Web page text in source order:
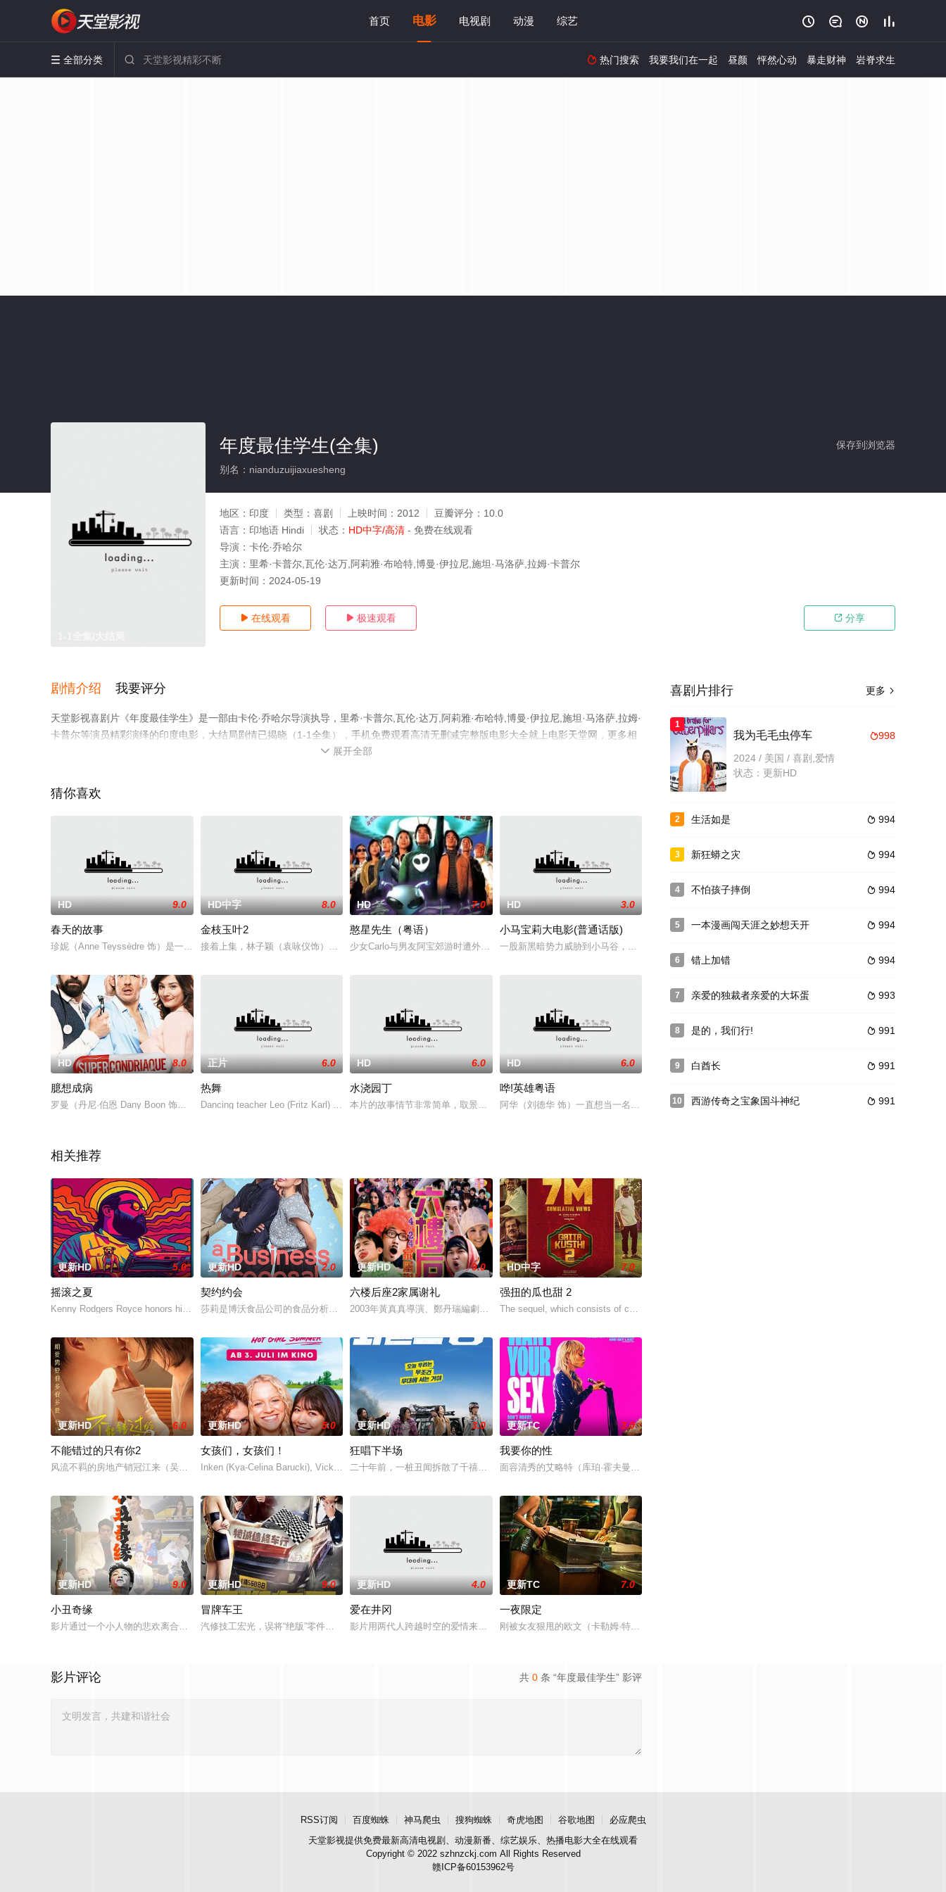
首页 电影 电视剧 动漫 综艺    
 全部分类   热门搜索 我要我们在一起 昼颜 怦然心动 暴走财神 岩脊求生
保存到浏览器
年度最佳学生(全集)
别名：nianduzuijiaxuesheng
地区： 印度 类型： 喜剧 上映时间： 2012 豆瓣评分： 10.0
语言： 印地语 Hindi 状态： HD中字/高清 - 免费在线观看
导演： 卡伦·乔哈尔
主演： 里希·卡普尔,瓦伦·达万,阿莉雅·布哈特,博曼·伊拉尼,施坦·马洛萨,拉姆·卡普尔
更新时间： 2024-05-19
 在线观看  极速观看  分享
剧情介绍 我要评分
天堂影视喜剧片《年度最佳学生》是一部由卡伦·乔哈尔导演执导，里希·卡普尔,瓦伦·达万,阿莉雅·布哈特,博曼·伊拉尼,施坦·马洛萨,拉姆·
卡普尔等演员精彩演绎的印度电影，大结局剧情已揭晓（1-1全集），手机免费观看高清无删减完整版电影大全就上电影天堂网，更多相
 展开全部
猜你喜欢
HD 9.0
春天的故事
珍妮（Anne Teyssèdre 饰）是一名哲学老师，一日在宴会上，她与娜塔莎（Florence Dare
HD中字 8.0
金枝玉叶2
接着上集，林子颖（袁咏仪饰）搬入Sam（张国荣饰）公寓与其同居。可是不过10日，Sam就对这种平淡琐碎的生活产
HD 7.0
憨星先生（粤语）
少女Carlo与男友阿宝郊游时遭外星人掳去并在其身上作交配实验，Carlo回家后即诞下怪婴PKCarlo惊惶万
HD 3.0
小马宝莉大电影(普通话版)
一股新黑暗势力威胁到小马谷，六位小伙伴紫悦、苹果嘉儿、云宝、碧琪、柔柔和珍奇离开小马国踏上难忘之
HD 8.0
臆想成病
罗曼（丹尼·伯恩 Dany Boon 饰）是一位医疗咨询师，年过四十的他没有家庭亦没有爱人，甚至连和女性接触的
正片 6.0
热舞
Dancing teacher Leo (Fritz Karl) knows how to get the s
HD 6.0
水浇园丁
本片的故事情节非常简单，取景于一个花园。园丁在花园里手持水管给花圃浇水。顽皮的小男孩刚好路过，便开始了他的恶作
HD 6.0
哗!英雄粤语
阿华（刘德华 饰）一直想当一名好警察，正当他得到了好机会正想大展拳脚的时候，他被调至的小组意志十分
相关推荐
更新HD 5.0
摇滚之夏
Kenny Rodgers Royce honors his late mother's legacy
更新HD 2.0
契约约会
莎莉是博沃食品公司的食品分析师，如今陷入财务困境，她答应为挚友雅斯敏牵线搭桥，为她安排相亲。原来，雅斯敏的约会
更新HD 9.0
六楼后座2家属谢礼
2003年黃真真導演、鄭丹瑞編劇的喜劇《六樓后座》拍出香港新一代的愛情面面觀，其中「Truth orDare」
HD中字 7.0
强扭的瓜也甜 2
The sequel, which consists of consecutive events follow
更新HD 6.0
不能错过的只有你2
风流不羁的房地产销冠江来（吴翊歌 饰），为利益化身“深情画家”，步步为营接近倔强女医生李梦（李萌萌 饰）。他算
更新HD 5.0
女孩们，女孩们！
Inken (Kya-Celina Barucki), Vicky (Julia Novohradsky) u
更新HD 3.0
狂唱下半场
二十年前，一桩丑闻拆散了千禧年初期当红的韩国流行三人团体。如今，三人为了一场仅有一次的演出再度合体，前提是他们
更新TC 3.0
我要你的性
面容清秀的艾略特（库珀·霍夫曼 Cooper Hoffman 饰）在著名艺术家艾丽卡·特蕾西（奥利维亚·王尔德
更新HD 9.0
小丑奇缘
影片通过一个小人物的悲欢离合，宣扬了树立正确的恋爱观生活观的必要性，鞭挞了追金，虚荣等错误的观念，让人在捧腹之
更新HD 9.0
冒牌车王
汽修技工宏光，误将“绝版”零件遗落盲女薛薇薇家中，为了找回丢失的东西，宏光无意中伪装成车王与薇薇进行交往，一场
更新HD 4.0
爱在井冈
影片用两代人跨越时空的爱情来演绎吉安老区人民的创业故事、幸福故事、追梦故事。脱贫不松劲，致富再出发。虽然父亲曾
更新TC 7.0
一夜限定
刚被女友狠甩的欧文（卡勒姆·特纳 饰）和满怀浪漫情怀和希望的艾莉（莫妮卡·巴巴罗 饰）或许是这座城市里
共 0 条 “年度最佳学生” 影评
影片评论
更多 
喜剧片排行
1
998
我为毛毛虫停车
2024 / 美国 / 喜剧,爱情
状态：更新HD
2  994
生活如是
3  994
新狂蟒之灾
4  994
不怕孩子摔倒
5  994
一本漫画闯天涯之妙想天开
6  994
错上加错
7  993
亲爱的独裁者亲爱的大坏蛋
8  991
是的，我们行!
9  991
白酋长
10  991
西游传奇之宝象国斗神纪
RSS订阅 百度蜘蛛 神马爬虫 搜狗蜘蛛 奇虎地图 谷歌地图
必应爬虫
天堂影视提供免费最新高清电视剧、动漫新番、综艺娱乐、热播电影大全在线观看
Copyright © 2022 szhnzckj.com All Rights Reserved
赣ICP备60153962号